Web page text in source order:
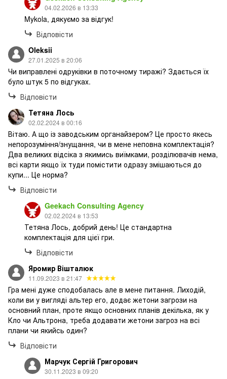
04.02.2026 в 13:33
Mykola, дякуємо за відгук!
Відповісти
Oleksii
27.01.2025 в 20:06
Чи виправлені одруківки в поточному тиражі? Здається їх
було штук 5 по відгуках.
Відповісти
Тетяна Лось
02.02.2024 в 00:16
Вітаю. А що із заводським органайзером? Це просто якесь
непорозуміння/знущання, чи в мене неповна комплектація?
Два великих відсіка з якимись виїмками, розділювачів нема,
всі карти якщо їх туди помістити одразу змішаються до
купи... Це норма?
Відповісти
Geekach Consulting Agency
02.02.2024 в 13:53
Тетяна Лось, добрий день! Це стандартна
комплектація для цієї гри.
Відповісти
Яромир Вішталюк
11.09.2023 в 21:47
Гра мені дуже сподобалась але в мене питання. Лиходій,
коли ви у вигляді альтер его, додає жетони загрози на
основний план, проте якщо основних планів декілька, як у
Кло чи Альтрона, треба додавати жетони загроз на всі
плани чи якийсь один?
Відповісти
Марчук Сергій Григорович
30.11.2023 в 09:20